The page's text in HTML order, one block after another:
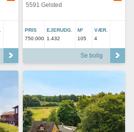
5591 Gelsted
PRIS
750.000
EJERUDG.
1.432
M²
105
VÆR.
4
Se bolig